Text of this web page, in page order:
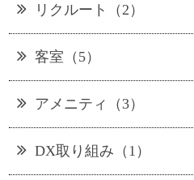
リクルート（2）
客室（5）
アメニティ（3）
DX取り組み（1）